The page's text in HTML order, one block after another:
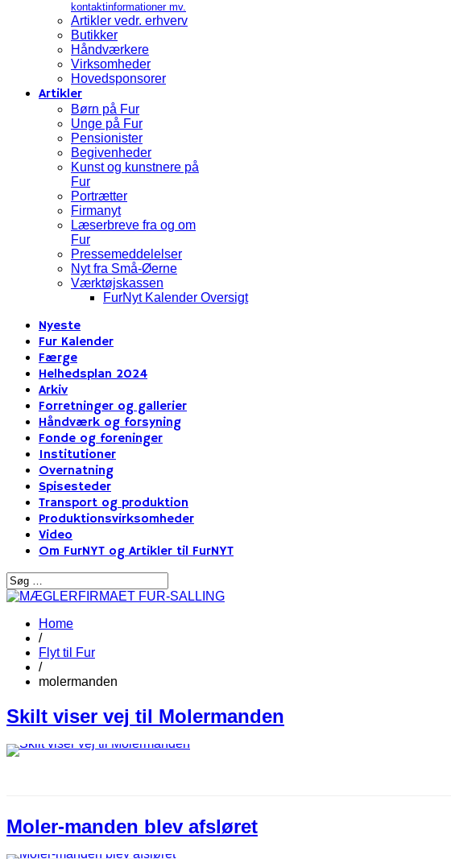
kontaktinformationer mv.
Artikler vedr. erhverv
Butikker
Håndværkere
Virksomheder
Hovedsponsorer
Artikler
Børn på Fur
Unge på Fur
Pensionister
Begivenheder
Kunst og kunstnere på
Fur
Portrætter
Firmanyt
Læserbreve fra og om
Fur
Pressemeddelelser
Nyt fra Små-Øerne
Værktøjskassen
FurNyt Kalender Oversigt
Nyeste
Fur Kalender
Færge
Helhedsplan 2024
Arkiv
Forretninger og gallerier
Håndværk og forsyning
Fonde og foreninger
Institutioner
Overnatning
Spisesteder
Transport og produktion
Produktionsvirksomheder
Video
Om FurNYT og Artikler til FurNYT
Home
/
Flyt til Fur
/
molermanden
Skilt viser vej til Molermanden
Moler-manden blev afsløret